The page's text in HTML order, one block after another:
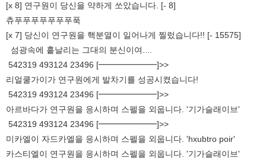
[x 8] 연구원이 당신을 약하게 쏘았습니다. [- 8]
츄푸푸푸푸푸푸푸푹
[x 7] 당신이 연구원을 핵분열이 일어나게 찔렀습니다!! [- 15575]
섬광속에 흩날리는 그대의 분신이여....
542319 493124 23496 [━━━━━━━]>>
리얼쿨가이가 연구원에게 발차기를 성공시켰습니다!
542319 493124 23496 [━━━━━━━]>>
아르바다가 연구원을 응시하며 스펠을 외웁니다. '기가슬래이브'
542319 493124 23496 [━━━━━━━]>>
미카엘이 자드카엘을 응시하며 스펠을 외웁니다. 'hxubtro poir'
카스티엘이 연구원을 응시하며 스펠을 외웁니다. '기가슬래이브'